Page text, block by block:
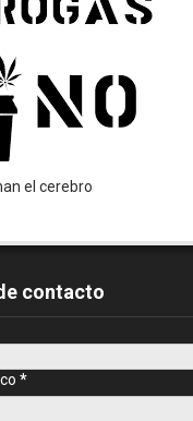
el cerebro
contacto
*